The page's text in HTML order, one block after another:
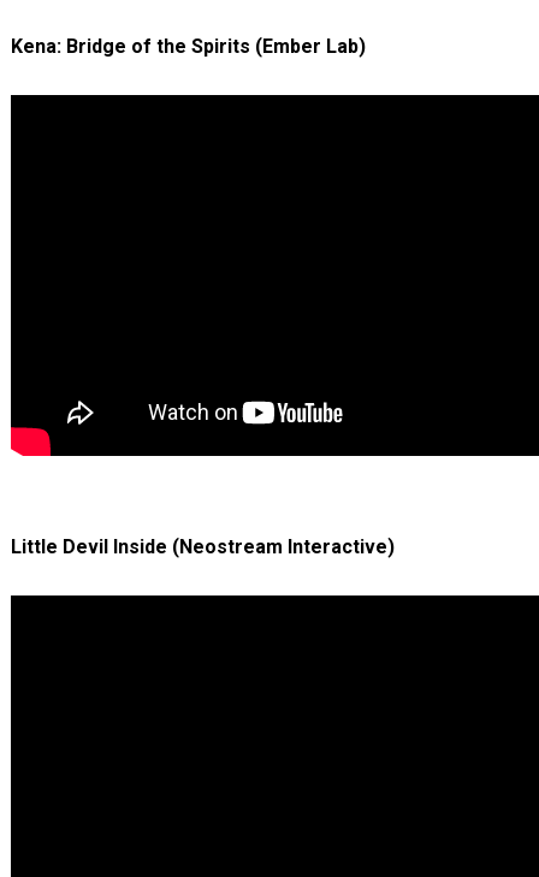
Kena: Bridge of the Spirits (Ember Lab)
Little Devil Inside (Neostream Interactive)